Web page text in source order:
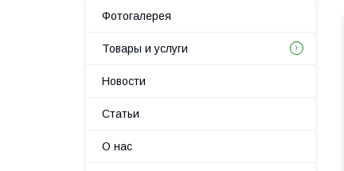
Фотогалерея
Товары и услуги
Новости
Статьи
О нас